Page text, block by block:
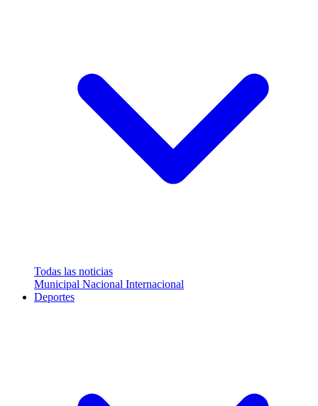
Todas las noticias
Municipal Nacional Internacional
Deportes